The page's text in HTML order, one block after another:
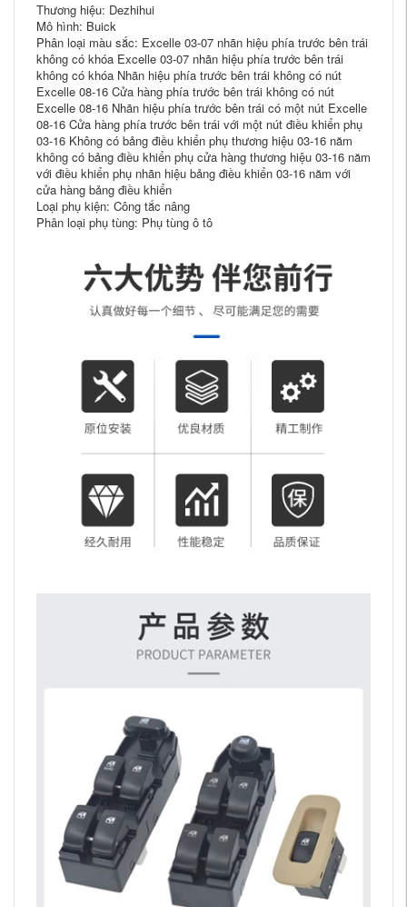
Thương hiệu: Dezhihui
Mô hình: Buick
Phân loại màu sắc: Excelle 03-07 nhãn hiệu phía trước bên trái
không có khóa Excelle 03-07 nhãn hiệu phía trước bên trái
không có khóa Nhãn hiệu phía trước bên trái không có nút
Excelle 08-16 Cửa hàng phía trước bên trái không có nút
Excelle 08-16 Nhãn hiệu phía trước bên trái có một nút Excelle
08-16 Cửa hàng phía trước bên trái với một nút điều khiển phụ
03-16 Không có bảng điều khiển phụ thương hiệu 03-16 năm
không có bảng điều khiển phụ cửa hàng thương hiệu 03-16 năm
với điều khiển phụ nhãn hiệu bảng điều khiển 03-16 năm với
cửa hàng bảng điều khiển
Loại phụ kiện: Công tắc nâng
Phân loại phụ tùng: Phụ tùng ô tô